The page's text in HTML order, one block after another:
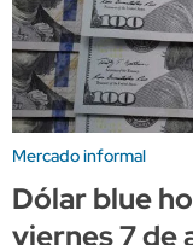
Mercado informal
Dólar blue
viernes 7 de